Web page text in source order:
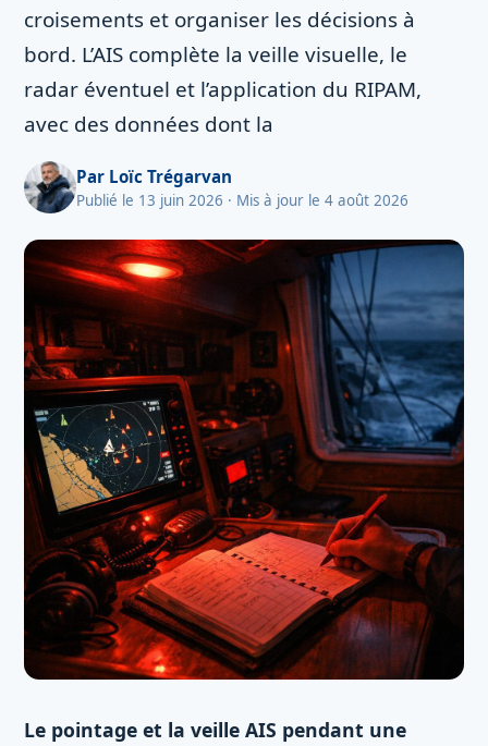
croisements et organiser les décisions à
bord. L’AIS complète la veille visuelle, le
radar éventuel et l’application du RIPAM,
avec des données dont la
Par Loïc Trégarvan
Publié le 13 juin 2026 · Mis à jour le 4 août 2026
Le pointage et la veille AIS pendant une